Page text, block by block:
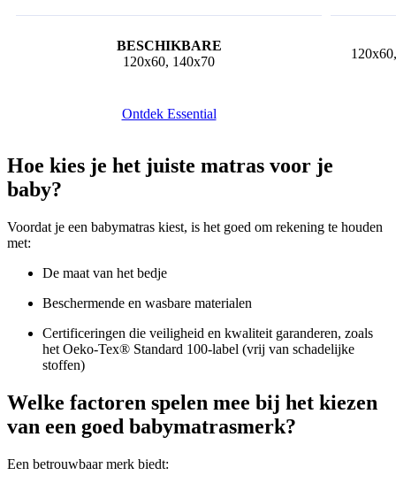
120x60, 140x70
Ontdek Essential
Hoe kies je het juiste matras voor je
baby?
Voordat je een babymatras kiest, is het goed om rekening te houden
met:
De maat van het bedje
Beschermende en wasbare materialen
Certificeringen die veiligheid en kwaliteit garanderen, zoals
het Oeko-Tex® Standard 100-label (vrij van schadelijke
stoffen)
Welke factoren spelen mee bij het kiezen
van een goed babymatrasmerk?
Een betrouwbaar merk biedt: